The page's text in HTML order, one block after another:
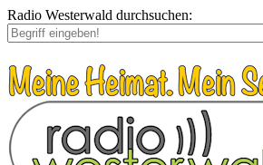
Radio Westerwald durchsuchen: